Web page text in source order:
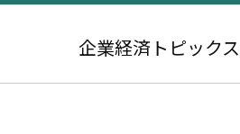
企業経済 トピックス